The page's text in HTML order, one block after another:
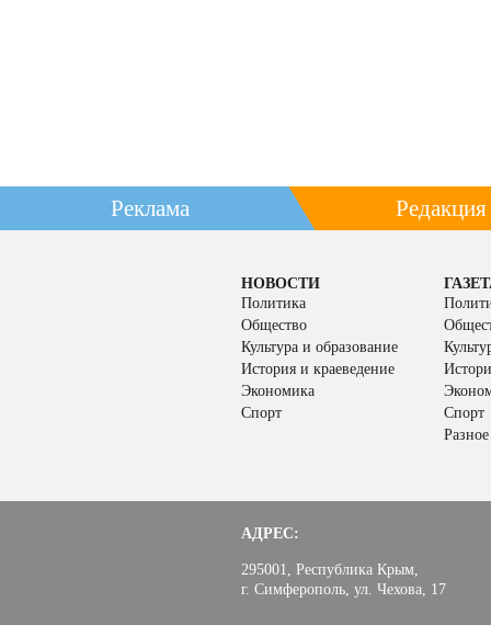
Реклама Редакция
НОВОСТИ
Политика
Общество
Культура и образование
История и краеведение
Экономика
Спорт
Спорт
Разное
АДРЕС:
295001, Республика Крым,
г. Симферополь, ул. Чехова, 17